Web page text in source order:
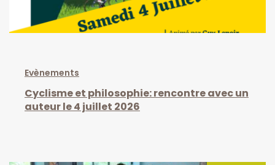
Evènements
Cyclisme et philosophie: rencontre avec un
auteur le 4 juillet 2026